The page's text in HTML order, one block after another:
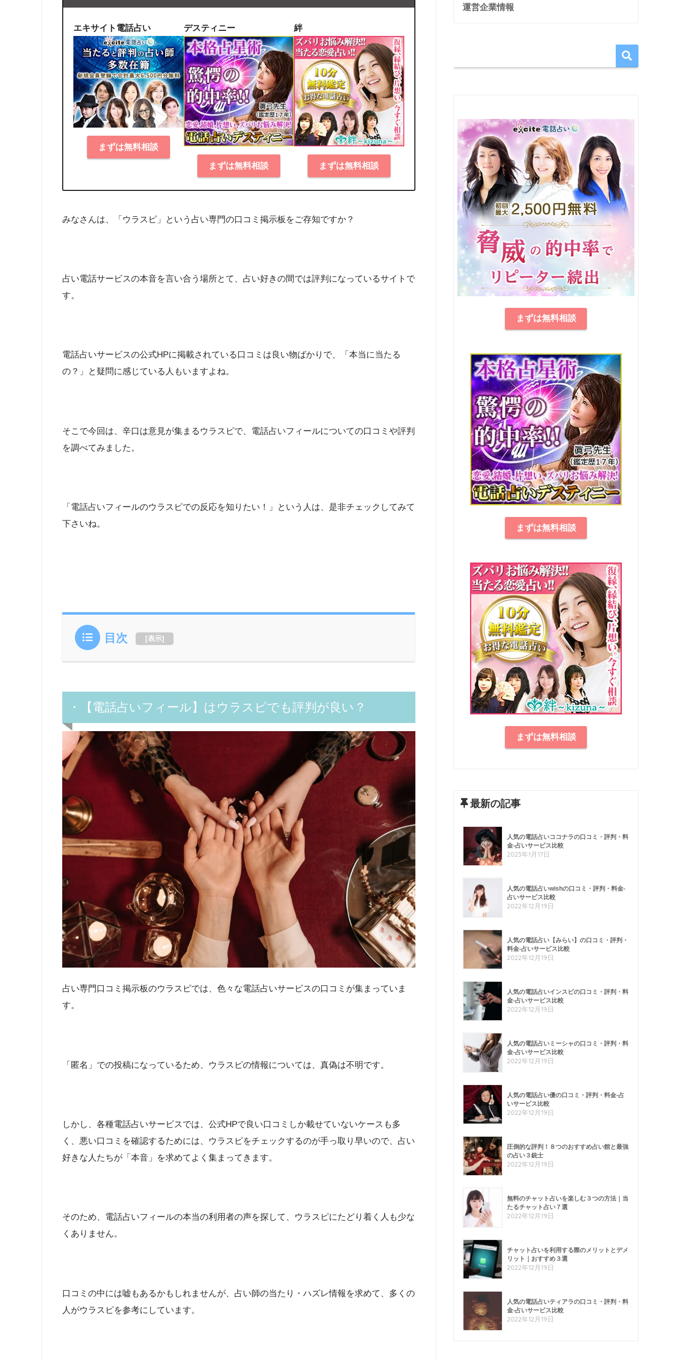
エキサイト電話占い
まずは無料相談
デスティニー
まずは無料相談
絆
まずは無料相談
みなさんは、「ウラスピ」という占い専門の口コミ掲示板をご存知ですか？
占い電話サービスの本音を言い合う場所とて、占い好きの間では評判になっているサイトで
す。
電話占いサービスの公式HPに掲載されている口コミは良い物ばかりで、「本当に当たる
の？」と疑問に感じている人もいますよね。
そこで今回は、辛口は意見が集まるウラスピで、電話占いフィールについての口コミや評判
を調べてみました。
「電話占いフィールのウラスピでの反応を知りたい！」という人は、是非チェックしてみて
下さいね。
目次 [表示]
・【電話占いフィール】はウラスピでも評判が良い？
占い専門口コミ掲示板のウラスピでは、色々な電話占いサービスの口コミが集まっていま
す。
「匿名」での投稿になっているため、ウラスピの情報については、真偽は不明です。
しかし、各種電話占いサービスでは、公式HPで良い口コミしか載せていないケースも多
く、悪い口コミを確認するためには、ウラスピをチェックするのが手っ取り早いので、占い
好きな人たちが「本音」を求めてよく集まってきます。
そのため、電話占いフィールの本当の利用者の声を探して、ウラスピにたどり着く人も少な
くありません。
口コミの中には嘘もあるかもしれませんが、占い師の当たり・ハズレ情報を求めて、多くの
人がウラスピを参考にしています。
運営企業情報
まずは無料相談
まずは無料相談
まずは無料相談
最新の記事
人気の電話占いココナラの口コミ・評判・料
金-占いサービス比較
2023年1月17日
人気の電話占いwishの口コミ・評判・料金-
占いサービス比較
2022年12月19日
人気の電話占い【みらい】の口コミ・評判・
料金-占いサービス比較
2022年12月19日
人気の電話占いインスピの口コミ・評判・料
金-占いサービス比較
2022年12月19日
人気の電話占いミーシャの口コミ・評判・料
金-占いサービス比較
2022年12月19日
人気の電話占い優の口コミ・評判・料金-占
いサービス比較
2022年12月19日
圧倒的な評判！８つのおすすめ占い館と最強
の占い３銃士
2022年12月19日
無料のチャット占いを楽しむ３つの方法｜当
たるチャット占い７選
2022年12月19日
チャット占いを利用する際のメリットとデメ
リット｜おすすめ３選
2022年12月19日
人気の電話占いティアラの口コミ・評判・料
金-占いサービス比較
2022年12月19日